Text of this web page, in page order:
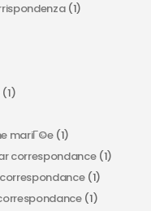
(1)
(1)
mariГ©e(1)
correspondance(1)
(1)
(1)